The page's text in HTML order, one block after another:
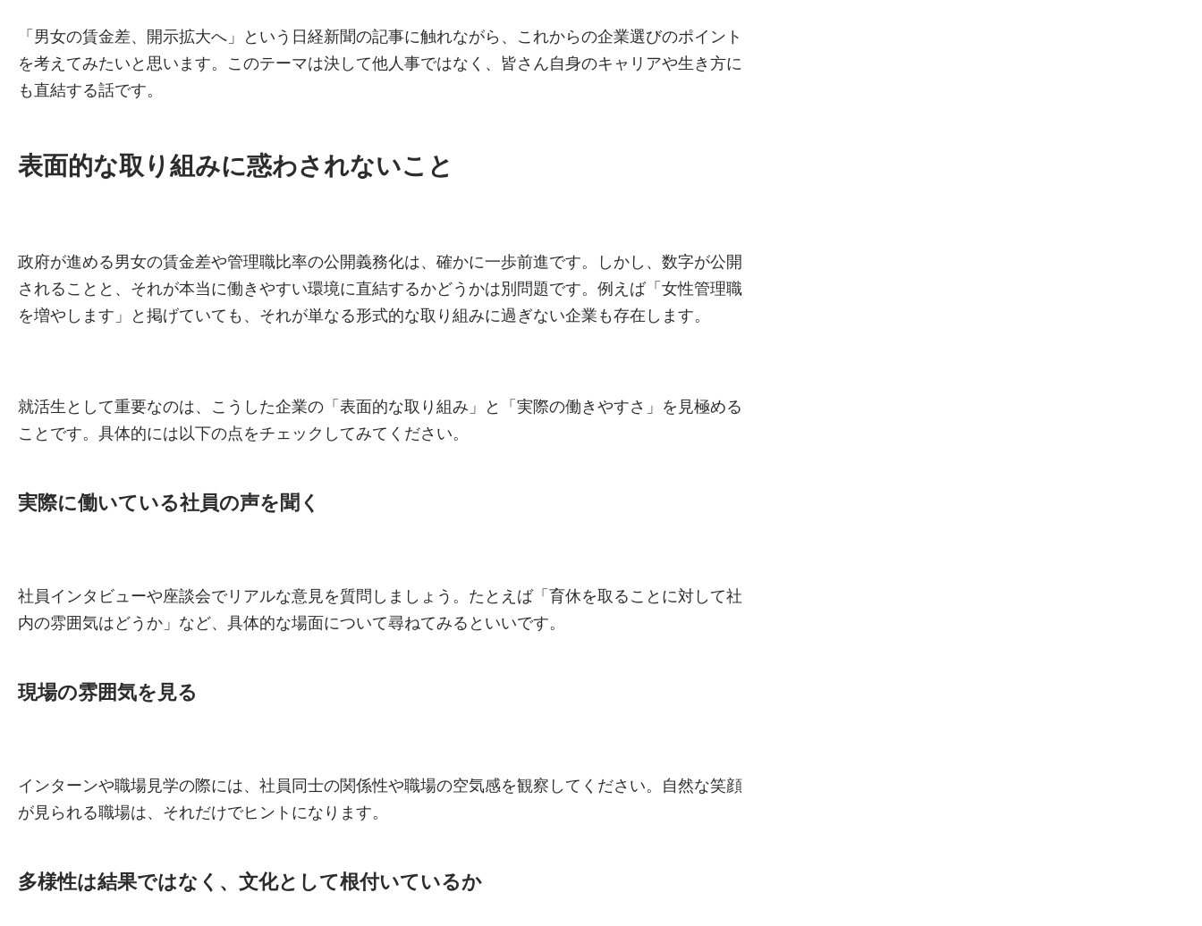
「男女の賃金差、開示拡大へ」という日経新聞の記事に触れながら、これからの企業選びのポイント
を考えてみたいと思います。このテーマは決して他人事ではなく、皆さん自身のキャリアや生き方に
も直結する話です。
表面的な取り組みに惑わされないこと
政府が進める男女の賃金差や管理職比率の公開義務化は、確かに一歩前進です。しかし、数字が公開
されることと、それが本当に働きやすい環境に直結するかどうかは別問題です。例えば「女性管理職
を増やします」と掲げていても、それが単なる形式的な取り組みに過ぎない企業も存在します。
就活生として重要なのは、こうした企業の「表面的な取り組み」と「実際の働きやすさ」を見極める
ことです。具体的には以下の点をチェックしてみてください。
実際に働いている社員の声を聞く
社員インタビューや座談会でリアルな意見を質問しましょう。たとえば「育休を取ることに対して社
内の雰囲気はどうか」など、具体的な場面について尋ねてみるといいです。
現場の雰囲気を見る
インターンや職場見学の際には、社員同士の関係性や職場の空気感を観察してください。自然な笑顔
が見られる職場は、それだけでヒントになります。
多様性は結果ではなく、文化として根付いているか